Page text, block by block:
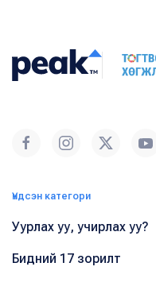
Үндсэн категори
Уурлах уу, учирлах уу?
Бидний 17 зорилт